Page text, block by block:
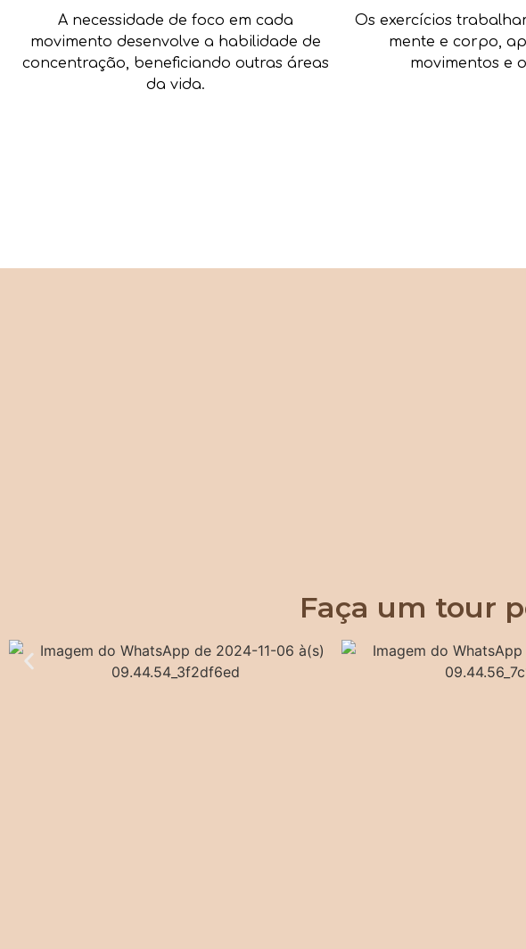
A necessidade de foco em cada
movimento desenvolve a habilidade de
concentração, beneficiando outras áreas
da vida.
Os exercícios
mente e corpo,
movimentos e
Faça um tour